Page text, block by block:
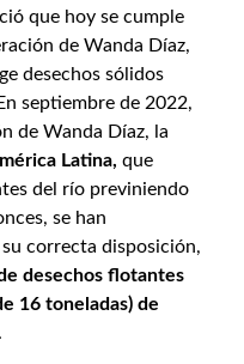
que hoy se cumple
de Wanda Díaz,
desechos sólidos
septiembre de 2022,
de Wanda Díaz, la
Latina, que
del río previniendo
se han
correcta disposición,
desechos flotantes
16 toneladas) de